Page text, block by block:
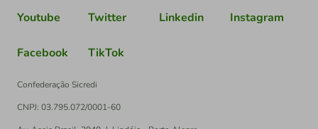
Youtube Twitter Linkedin Instagram
Facebook TikTok
Confederação Sicredi
CNPJ: 03.795.072/0001-60